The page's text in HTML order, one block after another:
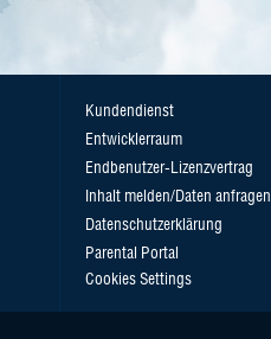
Kundendienst
Entwicklerraum
Endbenutzer-Lizenzvertrag
Inhalt melden/Daten anfragen
Datenschutzerklärung
Parental Portal
Cookies Settings